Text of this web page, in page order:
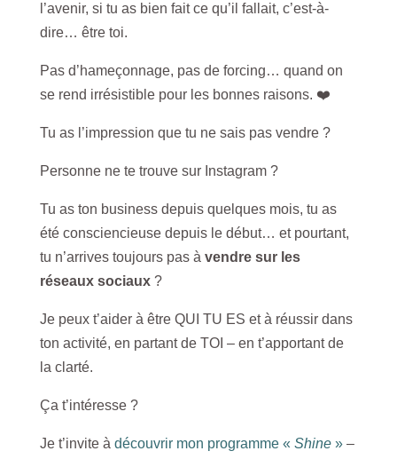
l’avenir, si tu as bien fait ce qu’il fallait, c’est-à-
dire… être toi.
Pas d’hameçonnage, pas de forcing… quand on
se rend irrésistible pour les bonnes raisons. ❤️
Tu as l’impression que tu ne sais pas vendre ?
Personne ne te trouve sur Instagram ?
Tu as ton business depuis quelques mois, tu as
été consciencieuse depuis le début… et pourtant,
tu n’arrives toujours pas à vendre sur les
réseaux sociaux?
Je peux t’aider à être QUI TU ES et à réussir dans
ton activité, en partant de TOI – en t’apportant de
la clarté.
Ça t’intéresse ?
Je t’invite à découvrir mon programme « Shine»–